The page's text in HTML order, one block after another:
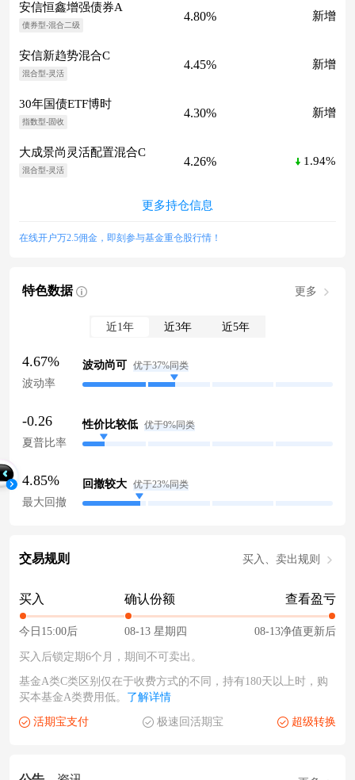
安信恒鑫增强债券A
债券型-混合二级
4.80% 新增
安信新趋势混合C
混合型-灵活
4.45% 新增
30年国债ETF博时
指数型-固收
4.30% 新增
大成景尚灵活配置混合C
混合型-灵活
4.26% 1.94%
更多持仓信息
在线开户万2.5佣金，即刻参与基金重仓股行情！
特色数据 更多
近1年 近3年 近5年
4.67%
波动率
波动尚可 优于37%同类
-0.26
夏普比率
性价比较低 优于9%同类
4.85%
最大回撤
回撤较大 优于23%同类
交易规则 买入、卖出规则
买入
今日15:00后
确认份额
08-13 星期四
查看盈亏
08-13净值更新后
买入后锁定期6个月，期间不可卖出。
基金A类C类区别仅在于收费方式的不同，持有180天以上时，购
买本基金A类费用低。 了解详情
活期宝支付 极速回活期宝 超级转换